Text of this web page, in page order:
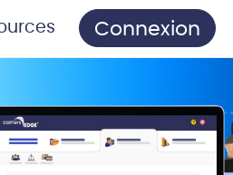
Connexion